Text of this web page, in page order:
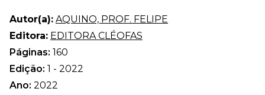
Autor(a): AQUINO, PROF. FELIPE
Editora: EDITORA CLÉOFAS
Páginas: 160
Edição: 1 - 2022
Ano: 2022